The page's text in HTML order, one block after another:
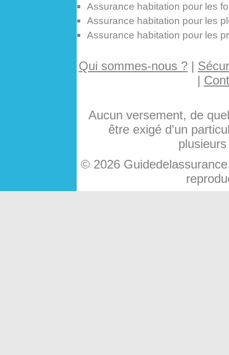
Assurance habitation pour les
Assurance habitation pour les
Assurance habitation pour les
Qui sommes-nous ? |
|
Aucun versement, de
être exigé d'un
© 2026